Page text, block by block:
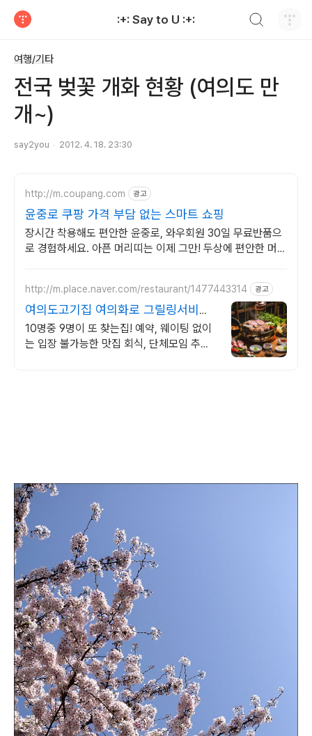
:+: Say to U :+:
여행/기타
전국 벚꽃 개화 현황 (여의도 만
개~)
say2you 2012. 4. 18. 23:30
http://m.coupang.com 광고
윤중로 쿠팡 가격 부담 없는 스마트 쇼핑
장시간 착용해도 편안한 윤중로, 와우회원 30일 무료반품으
로 경험하세요. 아픈 머리띠는 이제 그만! 두상에 편안한 머리
http://m.place.naver.com/restaurant/1477443314 광고
여의도고기집 여의화로 그릴링서비스,
대나무숲 힐링
10명중 9명이 또 찾는집! 예약, 웨이팅 없이
는 입장 불가능한 맛집 회식, 단체모임 추천!!